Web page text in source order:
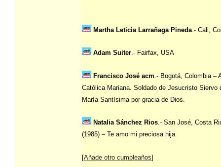
Martha Leticia Larrañaga Pineda .- Cali,
Adam Suiter.- Fairfax, USA
Francisco José acm .- Bogotá, Colombia –
Católica Mariana. Soldado de Jesucristo Siervo
María Santísima por gracia de Dios.
Natalia Sánchez Rios.- San José, Costa
(1985) – Te amo mi preciosa hija
[Añade otro cumpleaños]